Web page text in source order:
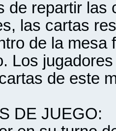
de repartir las
las cartas
de la mesa
Los
de este
DE JUEGO: